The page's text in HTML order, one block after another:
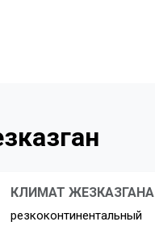
КЛИМАТ ЖЕЗКАЗГАНА
резкоконтинентальный